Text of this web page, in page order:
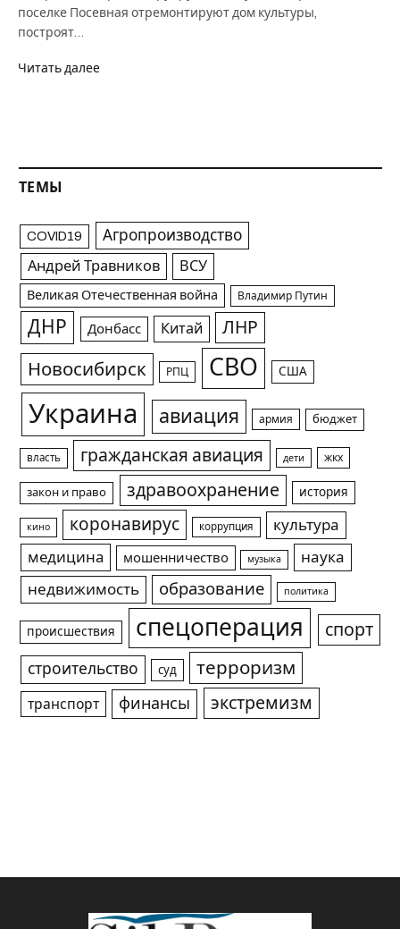
поселке Посевная отремонтируют дом культуры,
построят…
Читать далее
ТЕМЫ
COVID19 Агропроизводство
Андрей Травников ВСУ
Великая Отечественная война Владимир Путин
ДНР Донбасс Китай ЛНР
Новосибирск РПЦ СВО США
Украина авиация армия бюджет
власть гражданская авиация дети жкх
закон и право здравоохранение история
кино коронавирус коррупция
культура
медицина
мошенничество музыка
наука
недвижимость
образование политика
происшествия спецоперация спорт
строительство суд терроризм
транспорт финансы экстремизм